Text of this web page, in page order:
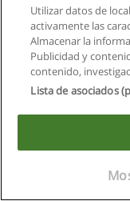
Copyright ©
Utilizar datos de
activamente las
Almacenar la
Publicidad y
contenido,
Lista de asociados